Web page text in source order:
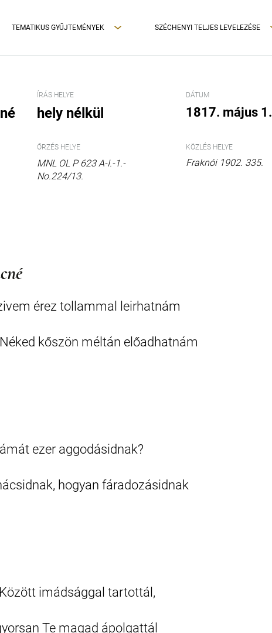
TEMATIKUS GYŰJTEMÉNYEK SZÉCHENYI TELJES LEVELEZÉSE
ÍRÁS HELYE
hely nélkül
DÁTUM
1817. május 1.
ŐRZÉS HELYE
MNL OL P 623 A-I.-1.-
No.224/13.
KÖZLÉS HELYE
Fraknói 1902. 335.
érez tollammal leirhatnám
kőszön méltán előadhatnám
ezer aggodásidnak?
hogyan fáradozásidnak
imádsággal tartottál,
Te magad ápolgattál